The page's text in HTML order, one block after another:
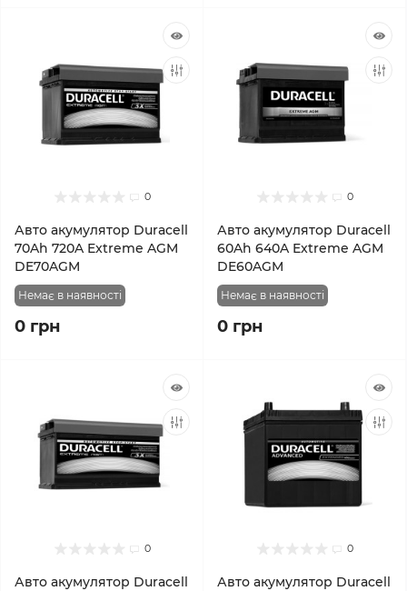
0
Авто акумулятор Duracell
70Ah 720A Extreme AGM
DE70AGM
Немає в наявності
0 грн
0
Авто акумулятор Duracell
60Ah 640A Extreme AGM
DE60AGM
Немає в наявності
0 грн
0
Авто акумулятор Duracell
0
Авто акумулятор Duracell